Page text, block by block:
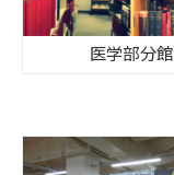
医学部分館